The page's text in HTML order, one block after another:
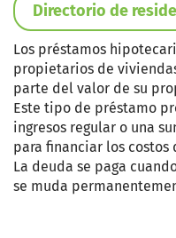
Directorio de
Los préstamos
propietarios de
parte del valor de su
Este tipo de préstamo
ingresos regular o una
para financiar los costos
La deuda se paga
se muda